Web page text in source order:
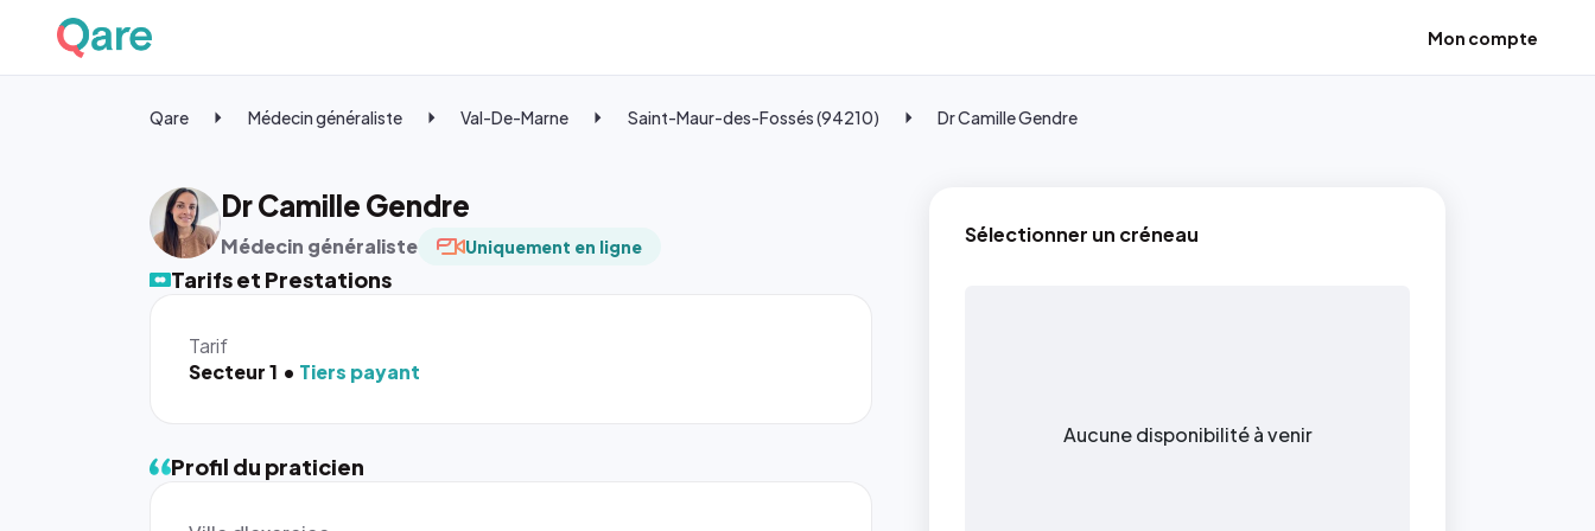
Mon compte
Qare Médecin généraliste Val-De-Marne Saint-Maur-des-Fossés (94210) Dr Camille Gendre
Dr Camille Gendre
Médecin généraliste Uniquement en ligne
Tarifs et Prestations
Tarif
Secteur 1
Tiers payant
Sélectionner un créneau
Aucune disponibilité à venir
Profil du praticien